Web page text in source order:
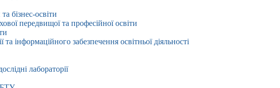
бізнес-освіти
передвищої та професійної освіти
та інформаційного забезпечення освітньої діяльності
лабораторії